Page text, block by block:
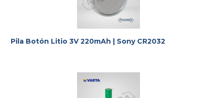
Pila Botón Litio 3V 220mAh | Sony CR2032